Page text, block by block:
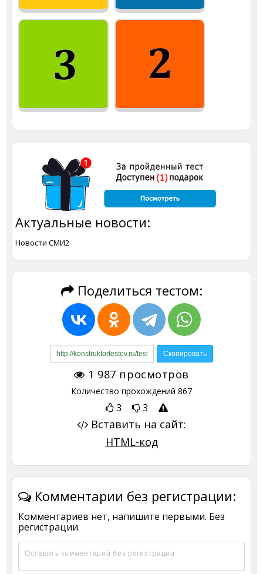
Актуальные новости:
Новости СМИ2
Поделиться тестом:
1 987 просмотров
Количество прохождений 867
3 3
Вставить на сайт:
HTML-код
Комментарии без регистрации:
Комментариев нет, напишите первыми. Без
регистрации.